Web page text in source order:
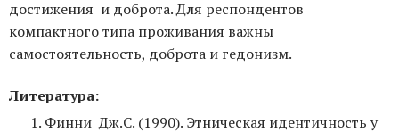
достижения и доброта. Для респондентов
компактного типа проживания важны
самостоятельность, доброта и гедонизм.
Литература:
Финни Дж.С. (1990). Этническая идентичность у